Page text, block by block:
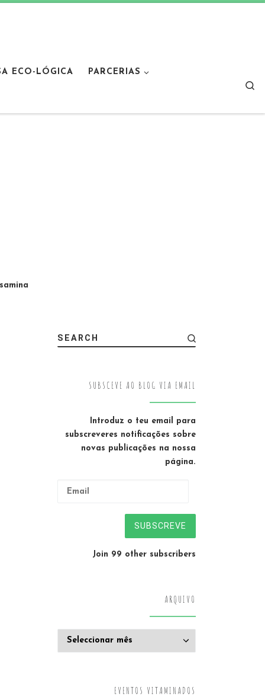
ECO-LÓGICA PARCERIAS
SEARCH
SUBSCEVE AO BLOG VIA EMAIL
Introduz o teu email para
subscreveres notificações sobre
novas publicações na nossa
página.
SUBSCREVE
Join 99 other subscribers
ARQUIVO
EVENTOS VITAMINADOS